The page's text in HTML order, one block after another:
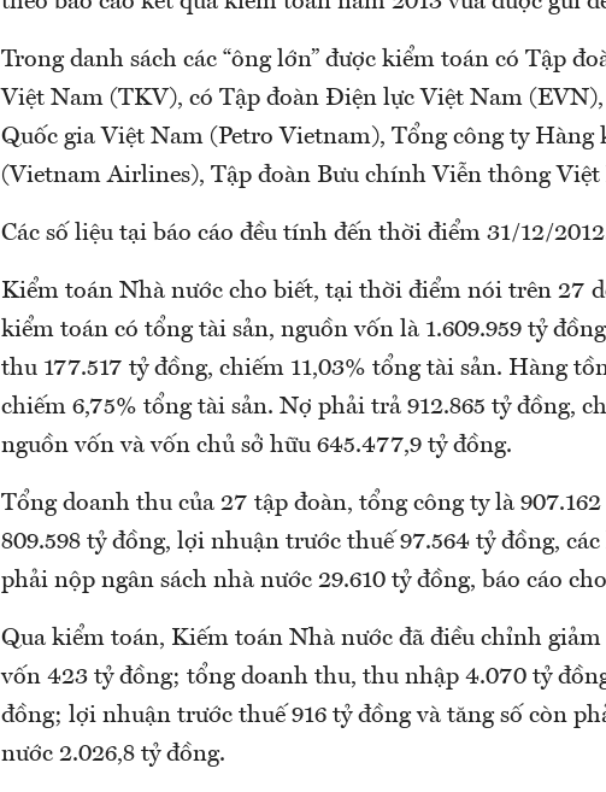
Trong danh sách các “ông lớn” được kiểm toán có Tập
Việt Nam (TKV), có Tập đoàn Điện lực Việt Nam
Quốc gia Việt Nam (Petro Vietnam), Tổng công ty Hàng
(Vietnam Airlines), Tập đoàn Bưu chính Viễn thông
Các số liệu tại báo cáo đều tính đến thời điểm 31/12/
Kiểm toán Nhà nước cho biết, tại thời điểm nói trên 27
kiểm toán có tổng tài sản, nguồn vốn là 1.609.959 tỷ
thu 177.517 tỷ đồng, chiếm 11,03% tổng tài sản. Hàng
chiếm 6,75% tổng tài sản. Nợ phải trả 912.865 tỷ đồng,
nguồn vốn và vốn chủ sở hữu 645.477,9 tỷ đồng.
Tổng doanh thu của 27 tập đoàn, tổng công ty là
809.598 tỷ đồng, lợi nhuận trước thuế 97.564 tỷ đồng,
phải nộp ngân sách nhà nước 29.610 tỷ đồng, báo cáo
Qua kiểm toán, Kiếm toán Nhà nước đã điều chỉnh
vốn 423 tỷ đồng; tổng doanh thu, thu nhập 4.070 tỷ
đồng; lợi nhuận trước thuế 916 tỷ đồng và tăng số còn
nước 2.026,8 tỷ đồng.